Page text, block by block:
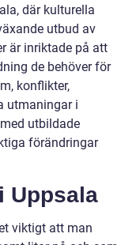
där kulturella
utbud av
är inriktade på att
de behöver för
konflikter,
utmaningar i
utbildade
förändringar
Uppsala
viktigt att man